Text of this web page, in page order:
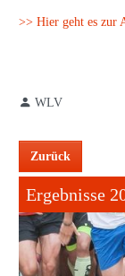
>> Hier geht es zur
WLV
Zurück
Ergebnisse